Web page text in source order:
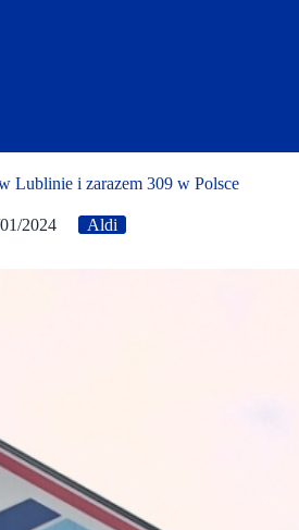
Lublinie i zarazem 309 w Polsce
2024 Aldi